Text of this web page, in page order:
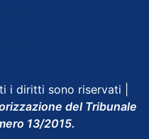
i diritti sono riservati |
del Tribunale
13/2015.